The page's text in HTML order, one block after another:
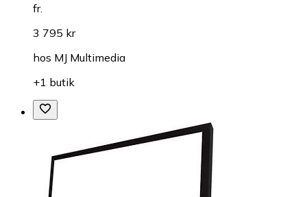
fr.
3 795 kr
hos MJ Multimedia
+1 butik